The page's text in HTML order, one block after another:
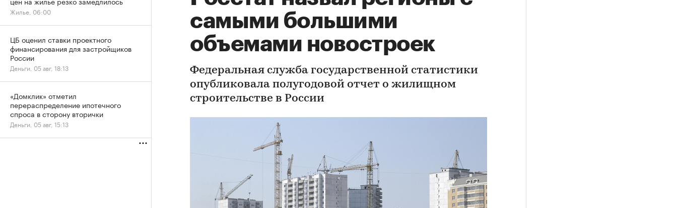
самыми большими
объемами новостроек
Федеральная служба государственной статистики
опубликовала полугодовой отчет о жилищном
строительстве в России
Жилье, 06:00
ЦБ оценил ставки проектного
финансирования для застройщиков
России
Деньги, 05 авг, 18:13
«Домклик» отметил
перераспределение ипотечного
спроса в сторону вторички
Деньги, 05 авг, 15:13